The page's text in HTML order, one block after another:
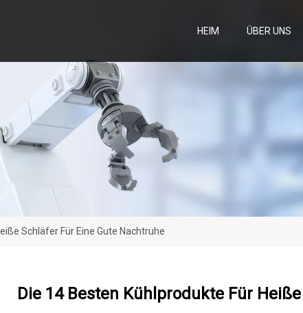
HEIM ÜBER UNS
Schläfer Für Eine Gute Nachtruhe
Die 14 Besten Kühlprodukte Für